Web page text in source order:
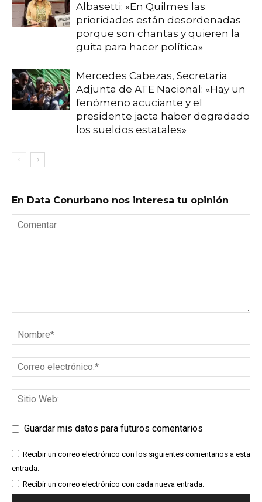
Albasetti: «En Quilmes las
prioridades están desordenadas
porque son chantas y quieren la
guita para hacer política»
Mercedes Cabezas, Secretaria
Adjunta de ATE Nacional: «Hay un
fenómeno acuciante y el
presidente jacta haber degradado
los sueldos estatales»
En Data Conurbano nos interesa tu opinión
Guardar mis datos para futuros comentarios
Recibir un correo electrónico con los siguientes comentarios a esta
entrada.
Recibir un correo electrónico con cada nueva entrada.